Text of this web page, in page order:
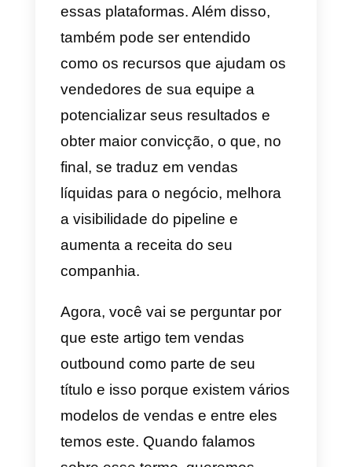
As ferramentas de vendas são
extremamente importantes para
qualquer equipe de vendas, isso
se deve à facilidade de gerenciar
cada lead e vender para eles
essas plataformas. Além disso,
também pode ser entendido
como os recursos que ajudam os
vendedores de sua equipe a
potencializar seus resultados e
obter maior convicção, o que, no
final, se traduz em vendas
líquidas para o negócio, melhora